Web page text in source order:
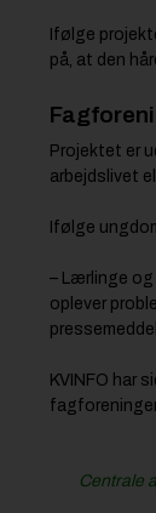
Ifølge
på, at den
Projektet er
arbejdslivet
Ifølge
– Lærlinge og
oplever
KVINFO har
Centrale